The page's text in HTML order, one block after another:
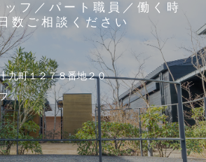
フ／パート職員／働く時
数ご相談ください
九町１２７８番地２０